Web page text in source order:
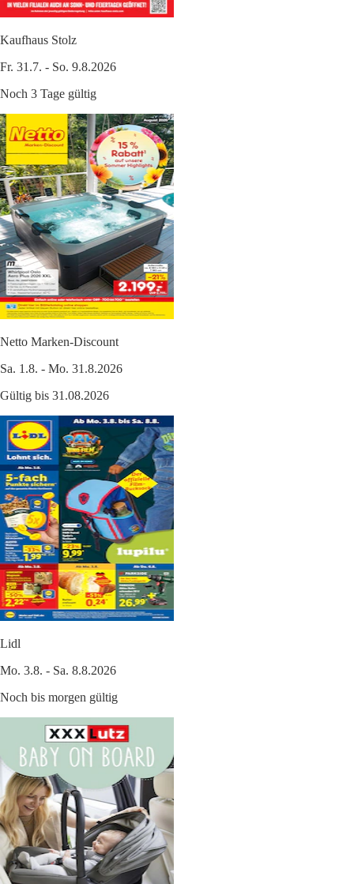
Kaufhaus Stolz
Fr. 31.7. - So. 9.8.2026
Noch 3 Tage gültig
Netto Marken-Discount
Sa. 1.8. - Mo. 31.8.2026
Gültig bis 31.08.2026
Lidl
Mo. 3.8. - Sa. 8.8.2026
Noch bis morgen gültig